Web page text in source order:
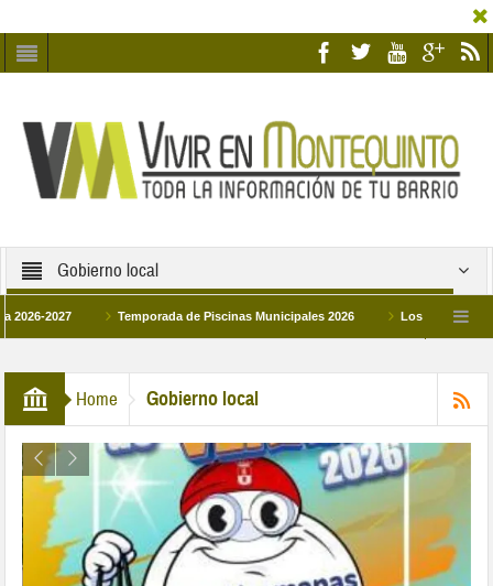
Gobierno local
Temporada de Piscinas Municipales 2026 Los Campus de
Home Gobierno local